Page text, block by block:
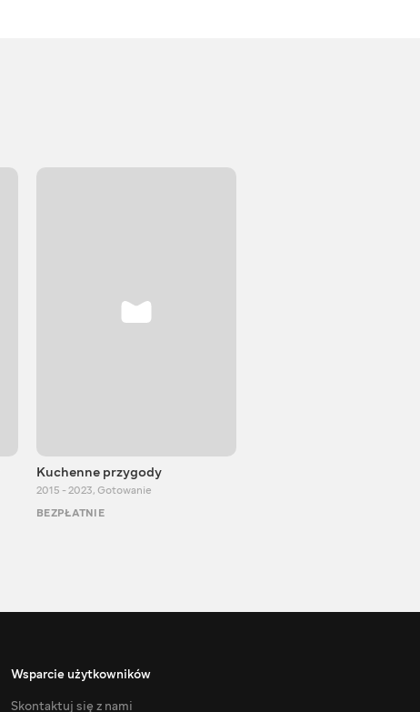
Kuchenne przygody
2015 - 2023, Gotowanie
BEZPŁATNIE
Wsparcie użytkowników
Skontaktuj się z nami